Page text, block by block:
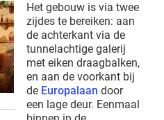
Het gebouw is via twee
zijdes te bereiken: aan
de achterkant via de
tunnelachtige galerij
met eiken draagbalken,
en aan de voorkant bij
de Europalaan door
een lage deur. Eenmaal